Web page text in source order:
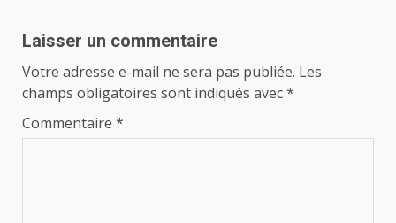
Laisser un commentaire
Votre adresse e-mail ne sera pas publiée. Les
champs obligatoires sont indiqués avec*
Commentaire *